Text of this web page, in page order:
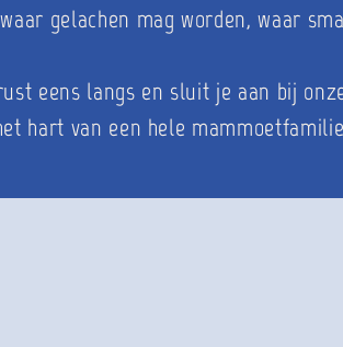
gelachen mag worden, waar
eens langs en sluit je aan bij
hart van een hele